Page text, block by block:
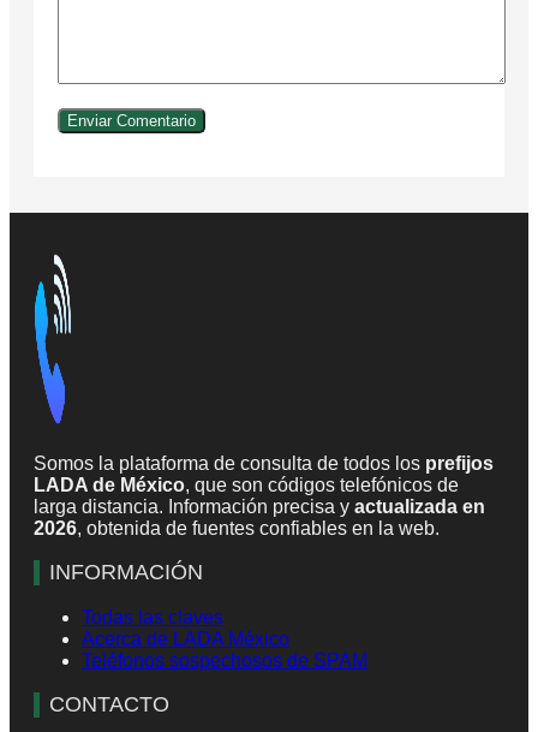
Somos la plataforma de consulta de todos los prefijos
LADA de México, que son códigos telefónicos de
larga distancia. Información precisa y actualizada en
2026, obtenida de fuentes confiables en la web.
INFORMACIÓN
Todas las claves
Acerca de LADA México
Teléfonos sospechosos de SPAM
CONTACTO